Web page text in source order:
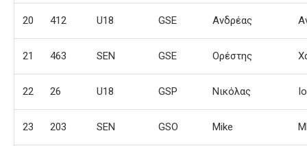
20 412 U18 GSE Ανδρέας
21 463 SEN GSE Ορέστης
22 26 U18 GSP Νικόλας
23 203 SEN GSO Mike